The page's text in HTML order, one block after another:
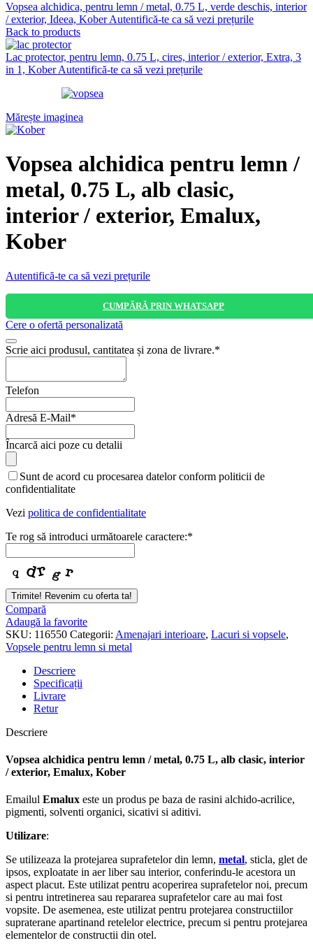
Vopsea alchidica, pentru lemn / metal, 0.75 L, verde deschis, interior
/ exterior, Ideea, KoberAutentifică-te ca să vezi prețurile
Back to products
Lac protector, pentru lemn, 0.75 L, cires, interior / exterior, Extra, 3
in 1, KoberAutentifică-te ca să vezi prețurile
Mărește imaginea
Vopsea alchidica pentru lemn /
metal, 0.75 L, alb clasic,
interior / exterior, Emalux,
Kober
Autentifică-te ca să vezi prețurile
CUMPĂRĂ PRIN WHATSAPP
Cere o ofertă personalizată
Scrie aici produsul, cantitatea și zona de livrare.*
Telefon
Adresă E-Mail*
Phone
Number
Încarcă aici poze cu detalii
Sunt de acord cu procesarea datelor conform politicii de
confidentialitate
Vezi politica de confidentialitate
Te rog să introduci următoarele caractere:*
Trimite! Revenim cu oferta ta!
Compară
Adaugă la favorite
SKU: 116550 Categorii: Amenajari interioare, Lacuri si vopsele,
Vopsele pentru lemn si metal
Descriere
Specificații
Livrare
Retur
Descriere
Vopsea alchidica pentru lemn / metal, 0.75 L, alb clasic, interior
/ exterior, Emalux, Kober
Emailul Emalux este un produs pe baza de rasini alchido-acrilice,
pigmenti, solventi organici, sicativi si aditivi.
Utilizare:
Se utilizeaza la protejarea suprafetelor din lemn, metal, sticla, glet de
ipsos, exploatate in aer liber sau interior, conferindu-le acestora un
aspect placut. Este utilizat pentru acoperirea suprafetelor noi, precum
si pentru intretinerea sau repararea suprafetelor care au mai fost
vopsite. De asemenea, este utilizat pentru protejarea constructiilor
supraterane apartinand retelelor electrice, precum si pentru protejarea
elementelor de constructii din otel.